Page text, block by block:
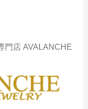
門店 AVALANCHE